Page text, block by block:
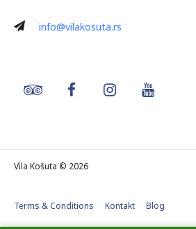
info@vilakosuta.rs
Vila Košuta © 2026
Terms & Conditions Kontakt Blog